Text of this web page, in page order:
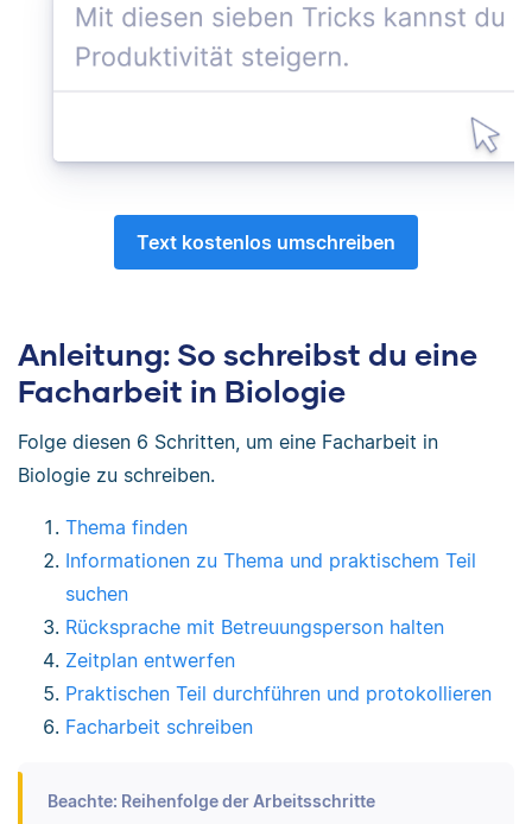
Text kostenlos umschreiben
Anleitung: So schreibst du eine
Facharbeit in Biologie
Folge diesen 6 Schritten, um eine Facharbeit in
Biologie zu schreiben.
Thema finden
Informationen zu Thema und praktischem Teil
suchen
Rücksprache mit Betreuungsperson halten
Zeitplan entwerfen
Praktischen Teil durchführen und protokollieren
Facharbeit schreiben
Beachte: Reihenfolge der Arbeitsschritte